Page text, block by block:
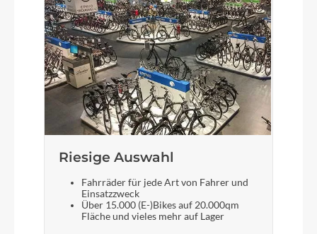
Riesige Auswahl
Fahrräder für jede Art von Fahrer und
Einsatzzweck
Über 15.000 (E-)Bikes auf 20.000qm
Fläche und vieles mehr auf Lager